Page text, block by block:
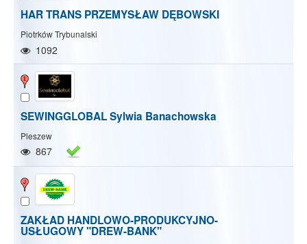
HAR TRANS PRZEMYSŁAW DĘBOWSKI
Piotrków Trybunalski
1092
SEWINGGLOBAL Sylwia Banachowska
Pleszew
867
ZAKŁAD HANDLOWO-PRODUKCYJNO-
USŁUGOWY "DREW-BANK"